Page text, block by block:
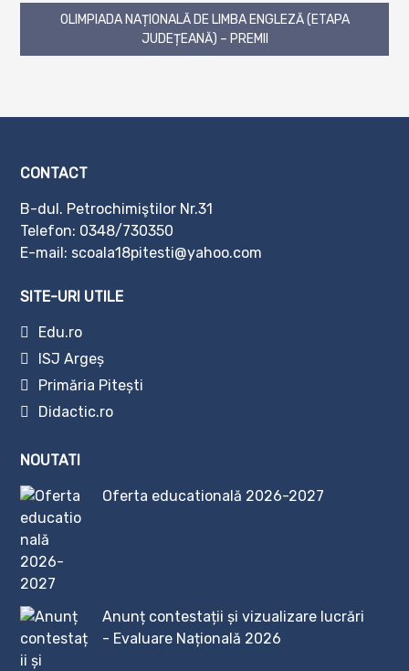
navigation
OLIMPIADA NAȚIONALĂ DE LIMBA ENGLEZĂ (ETAPA
JUDEȚEANĂ) – PREMII
CONTACT
B-dul. Petrochimiştilor Nr.31
Telefon: 0348/730350
E-mail: scoala18pitesti@yahoo.com
SITE-URI UTILE
Edu.ro
ISJ Argeș
Primăria Pitești
Didactic.ro
NOUTATI
Oferta educatională 2026-2027
Anunț contestații și vizualizare lucrări
- Evaluare Națională 2026